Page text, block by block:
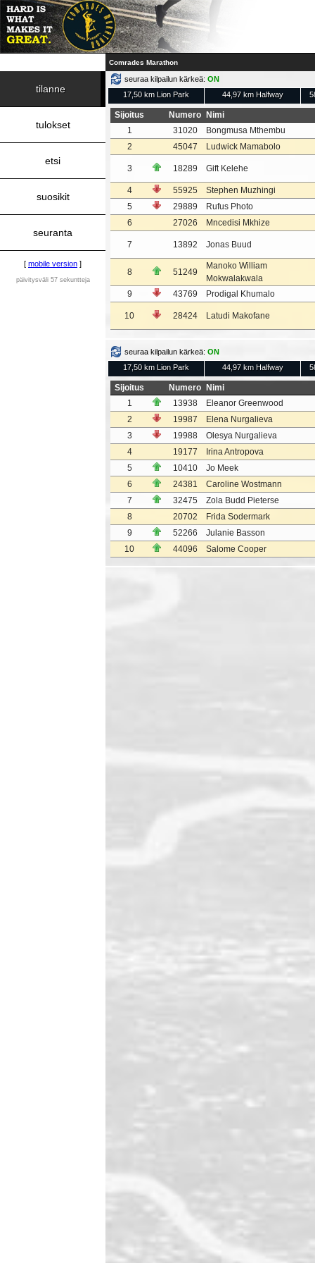
Comrades Marathon
tilanne
tulokset
etsi
suosikit
seuranta
[ mobile version ]
päivitysväli 57 sekuntteja
seuraa kilpailun kärkeä: ON
17,50 km Lion Park
44,97 km Halfway
Sijoitus Numero
Nimi
1
31020
Bongmusa Mthembu
2
45047 Ludwick Mamabolo
3 18289 Gift Kelehe
4 55925
Stephen Muzhingi
5
29889
Rufus Photo
6
27026 Mncedisi Mkhize
7 13892 Jonas Buud
8 51249
Manoko William
Mokwalakwala
9
43769 Prodigal Khumalo
10 28424 Latudi Makofane
seuraa kilpailun kärkeä: ON
17,50 km Lion Park
44,97 km Halfway
Sijoitus Numero
Nimi
1
13938
Eleanor Greenwood
2
19987
Elena Nurgalieva
3
19988
Olesya Nurgalieva
4
19177
Irina Antropova
5
10410
Jo Meek
6
24381
Caroline Wostmann
7
32475
Zola Budd Pieterse
8
20702
Frida Sodermark
9
52266
Julanie Basson
10
44096 Salome Cooper